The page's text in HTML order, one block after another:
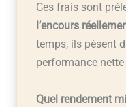
Ces frais sont
l’encours
temps, ils pèsent
performance
Quel rendement